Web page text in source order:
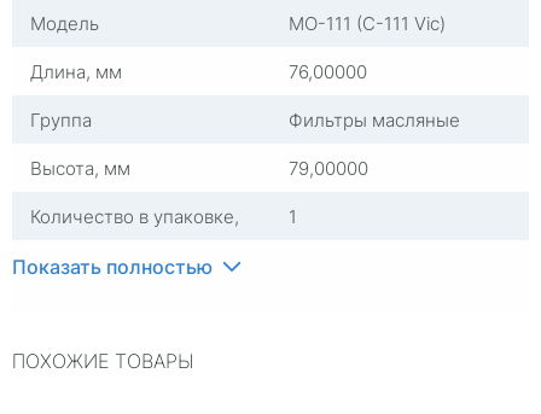
Модель
MO-111 (C-111 Vic)
Длина, мм
76,00000
Группа
Фильтры масляные
Высота, мм
79,00000
Количество в упаковке,
1
Показать полностью
ПОХОЖИЕ ТОВАРЫ